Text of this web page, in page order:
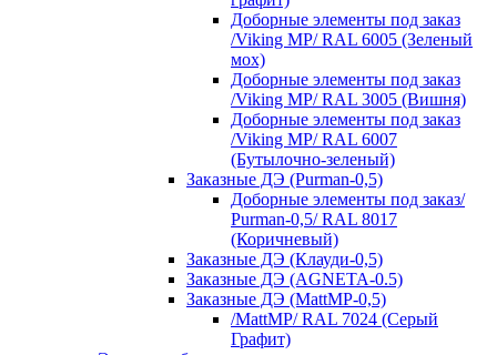
Доборные элементы под заказ
/Viking MP/ RAL 6005 (Зеленый
мох)
Доборные элементы под заказ
/Viking MP/ RAL 3005 (Вишня)
Доборные элементы под заказ
/Viking MP/ RAL 6007
(Бутылочно-зеленый)
Заказные ДЭ (Purman-0,5)
Доборные элементы под заказ/
Purman-0,5/ RAL 8017
(Коричневый)
Заказные ДЭ (Клауди-0,5)
Заказные ДЭ (AGNETA-0.5)
Заказные ДЭ (MattMP-0,5)
/MattMP/ RAL 7024 (Серый
Графит)